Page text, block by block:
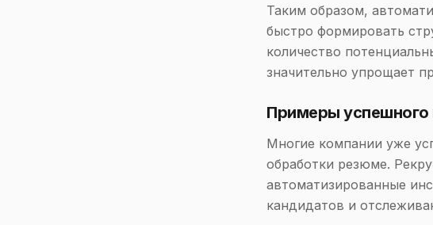
Таким образом,
быстро формировать
количество
значительно упрощает
Примеры успешного
Многие компании уже
обработки резюме.
автоматизированные
кандидатов и